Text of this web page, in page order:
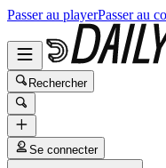
Passer au playerPasser au
Rechercher
Se connecter